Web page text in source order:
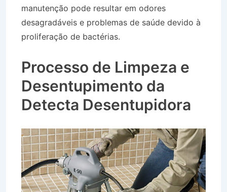
manutenção pode resultar em odores
desagradáveis e problemas de saúde devido à
proliferação de bactérias.
Processo de Limpeza e
Desentupimento da
Detecta Desentupidora